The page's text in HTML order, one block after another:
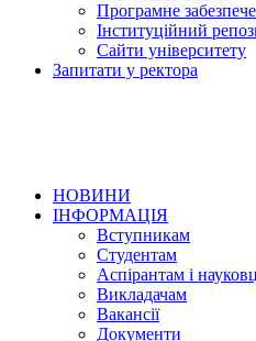
Програмне
Інституційний
Сайти університету
Запитати у ректора
НОВИНИ
ІНФОРМАЦІЯ
Вступникам
Студентам
Аспірантам і
Викладачам
Вакансії
Документи